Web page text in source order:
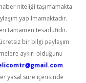
niteliği taşımamakta
yapılmamaktadır.
tamamen tesadüfidir.
bir bilgi paylaşım
aykırı olduğunu
yasal süre içerisinde